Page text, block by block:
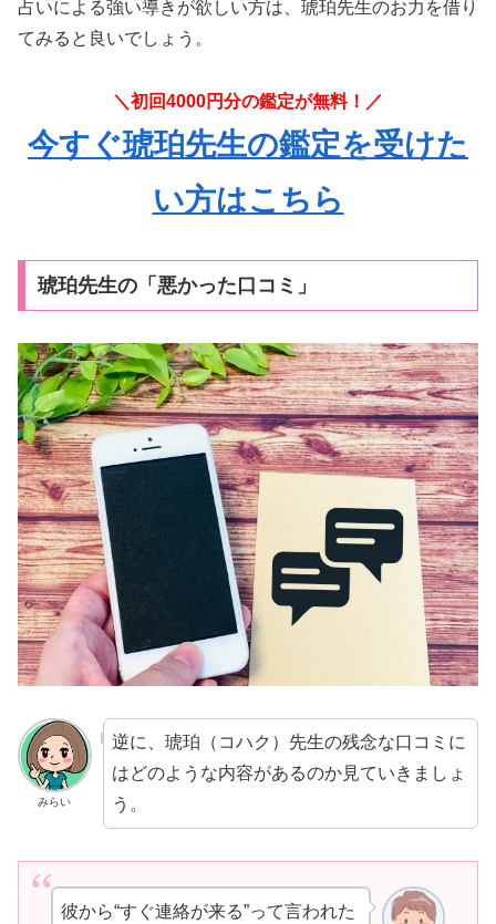
占いによる強い導きが欲しい方は、琥珀先生のお力を借り
てみると良いでしょう。
＼初回4000円分の鑑定が無料！／
今すぐ琥珀先生の鑑定を受けた
い方はこちら
琥珀先生の「悪かった口コミ」
みらい
逆に、琥珀（コハク）先生の残念な口コミに
はどのような内容があるのか見ていきましょ
う。
彼から“すぐ連絡が来る”って言われた